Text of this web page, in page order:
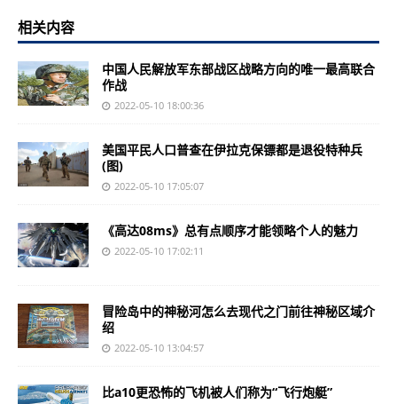
相关内容
中国人民解放军东部战区战略方向的唯一最高联合
作战
2022-05-10 18:00:36
美国平民人口普查在伊拉克保镖都是退役特种兵
(图)
2022-05-10 17:05:07
《高达08ms》总有点顺序才能领略个人的魅力
2022-05-10 17:02:11
冒险岛中的神秘河怎么去现代之门前往神秘区域介
绍
2022-05-10 13:04:57
比a10更恐怖的飞机被人们称为“飞行炮艇”